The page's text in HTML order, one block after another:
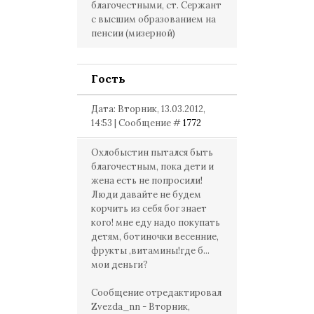
благочестными, ст. Сержант
с высшим образованием на
пенсии (мизерной)
Гость
Дата: Вторник, 13.03.2012,
14:53 | Сообщение #1772
Охлобыстин пытался быть
благочестным, пока дети и
жена есть не попросили!
Люди давайте не будем
корчить из себя бог знает
кого! мне еду надо покупать
детям, ботиночки весенние,
фрукты ,витамины!где б...
мои деньги?
Сообщение отредактировал
Zvezda_nn - Вторник,